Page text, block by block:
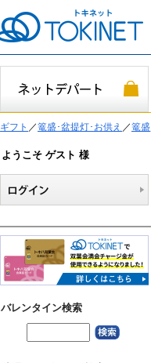
ギフト ／篭盛･盆提灯･お供え ／篭盛
ようこそ ゲスト 様
バレンタイン検索